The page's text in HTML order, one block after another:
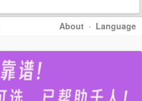
About · Language